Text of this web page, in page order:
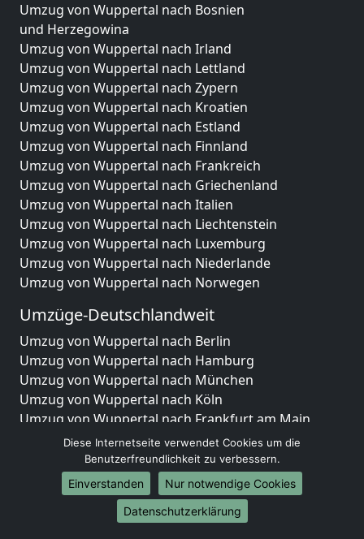
Umzug von Wuppertal nach Bosnien
und Herzegowina
Umzug von Wuppertal nach Irland
Umzug von Wuppertal nach Lettland
Umzug von Wuppertal nach Zypern
Umzug von Wuppertal nach Kroatien
Umzug von Wuppertal nach Estland
Umzug von Wuppertal nach Finnland
Umzug von Wuppertal nach Frankreich
Umzug von Wuppertal nach Griechenland
Umzug von Wuppertal nach Italien
Umzug von Wuppertal nach Liechtenstein
Umzug von Wuppertal nach Luxemburg
Umzug von Wuppertal nach Niederlande
Umzug von Wuppertal nach Norwegen
Umzüge-Deutschlandweit
Umzug von Wuppertal nach Berlin
Umzug von Wuppertal nach Hamburg
Umzug von Wuppertal nach München
Umzug von Wuppertal nach Köln
Umzug von Wuppertal nach Frankfurt am Main
Umzug von Wuppertal nach Stuttgart
Umzug von Wuppertal nach Düsseldorf
Umzug von Wuppertal nach Leipzig
Umzug von Wuppertal nach Dortmund
Umzug von Wuppertal nach Essen
Diese Internetseite verwendet Cookies um die
Benutzerfreundlichkeit zu verbessern.
Einverstanden
Nur notwendige Cookies
Datenschutzerklärung